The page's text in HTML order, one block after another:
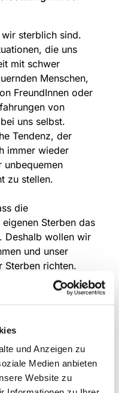
und Anzeigen zu
Medien anbieten
Website zu
sterblich sind.
die uns
mit schwer
Menschen,
FreundInnen oder
von
uns selbst.
Tendenz, der
immer wieder
unbequemen
zu stellen.
die
Sterben das
Deshalb wollen wir
und unser
Sterben richten.
des
und Ritualen
uns ist. Weitere
einfache